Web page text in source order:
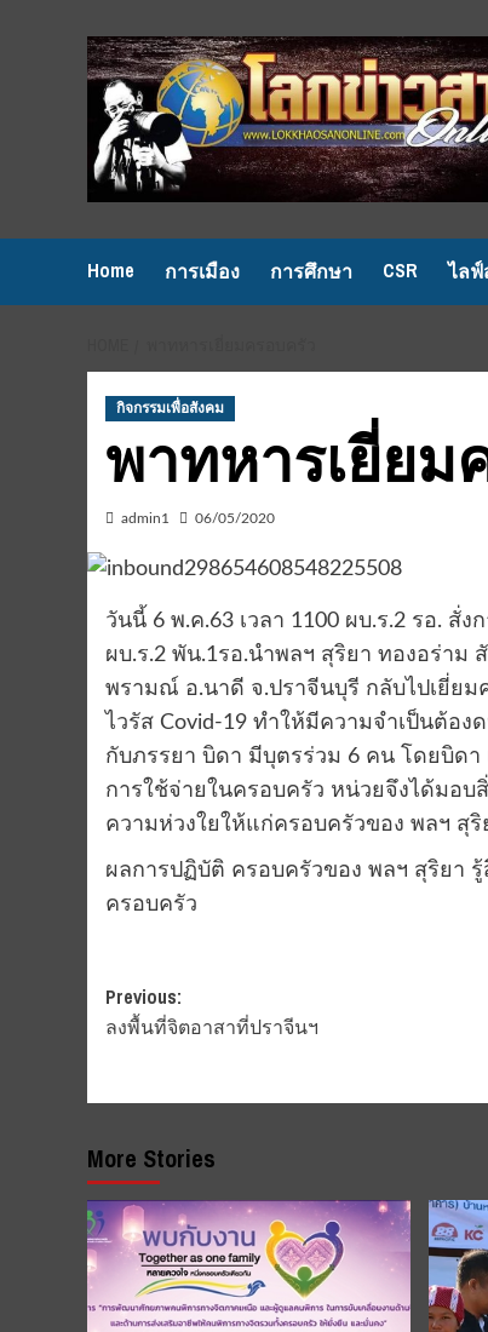
Home การเมือง การศึกษา CSR ไลฟ์
กิจกรรมเพื่อสังคม
พาทหารเยี่ยม
admin1 06/05/2020
วันนี้ 6 พ.ค.63 เวลา 1100 ผบ.ร.2 รอ. สั่ง
ผบ.ร.2 พัน.1รอ.นำพลฯ สุริยา ทองอร่าม
พรามณ์ อ.นาดี จ.ปราจีนบุรี กลับไปเยี่ย
ไวรัส Covid-19 ทำให้มีความจำเป็นต้อ
กับภรรยา บิดา มีบุตรร่วม 6 คน โดยบิด
การใช้จ่ายในครอบครัว หน่วยจึงได้มอบ
ความห่วงใยให้แก่ครอบครัวของ พลฯ สุ
ผลการปฏิบัติ ครอบครัวของ พลฯ สุริยา
ครอบครัว
Post
navigation
Previous:
ลงพื้นที่จิตอาสาที่ปราจีนฯ
More Stories